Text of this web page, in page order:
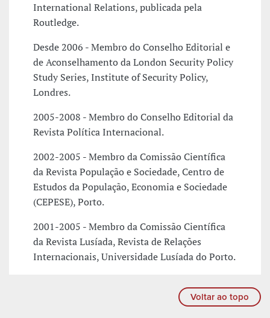
International Relations, publicada pela
Routledge.
Desde 2006 - Membro do Conselho Editorial e
de Aconselhamento da London Security Policy
Study Series, Institute of Security Policy,
Londres.
2005-2008 - Membro do Conselho Editorial da
Revista Política Internacional.
2002-2005 - Membro da Comissão Científica
da Revista População e Sociedade, Centro de
Estudos da População, Economia e Sociedade
(CEPESE), Porto.
2001-2005 - Membro da Comissão Científica
da Revista Lusíada, Revista de Relações
Internacionais, Universidade Lusíada do Porto.
Voltar ao topo